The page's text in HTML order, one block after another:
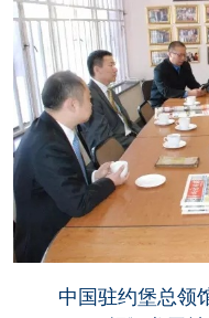
中国驻约堡总领